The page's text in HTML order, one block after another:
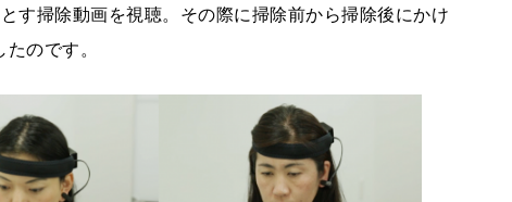
す掃除動画を視聴。その際に掃除前から掃除後にかけ
のです。